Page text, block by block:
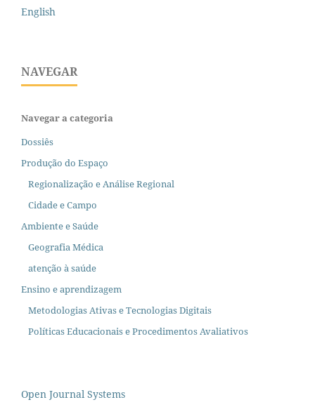
English
NAVEGAR
Navegar a categoria
Dossiês
Produção do Espaço
Regionalização e Análise Regional
Cidade e Campo
Ambiente e Saúde
Geografia Médica
atenção à saúde
Ensino e aprendizagem
Metodologias Ativas e Tecnologias Digitais
Políticas Educacionais e Procedimentos Avaliativos
Open Journal Systems